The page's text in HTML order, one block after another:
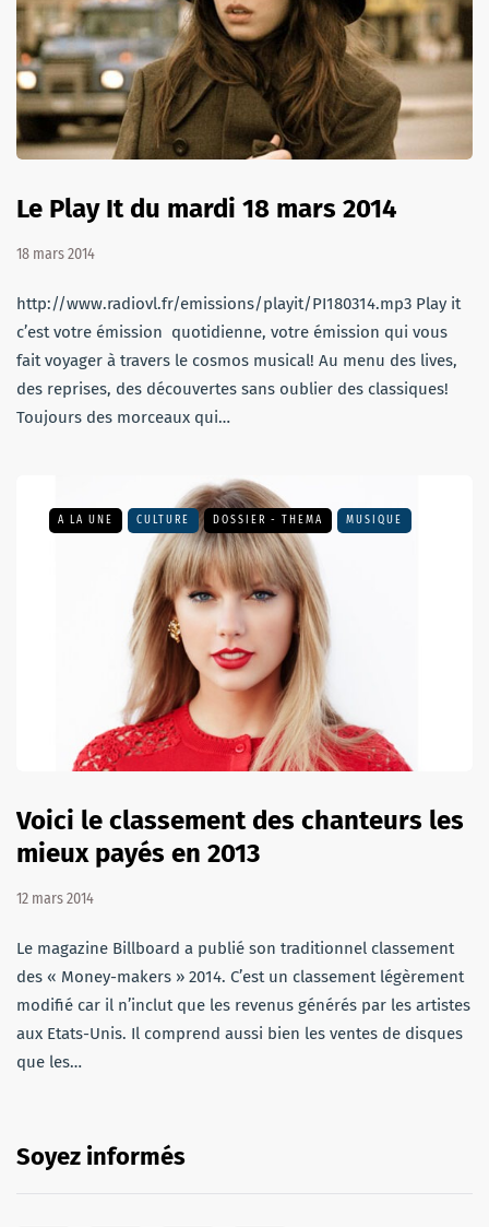
Le Play It du mardi 18 mars 2014
18 mars 2014
http://www.radiovl.fr/emissions/playit/PI180314.mp3 Play it
c’est votre émission quotidienne, votre émission qui vous
fait voyager à travers le cosmos musical! Au menu des lives,
des reprises, des découvertes sans oublier des classiques!
Toujours des morceaux qui…
A LA UNE CULTURE DOSSIER - THEMA MUSIQUE
Voici le classement des chanteurs les
mieux payés en 2013
12 mars 2014
Le magazine Billboard a publié son traditionnel classement
des « Money-makers » 2014. C’est un classement légèrement
modifié car il n’inclut que les revenus générés par les artistes
aux Etats-Unis. Il comprend aussi bien les ventes de disques
que les…
Soyez informés